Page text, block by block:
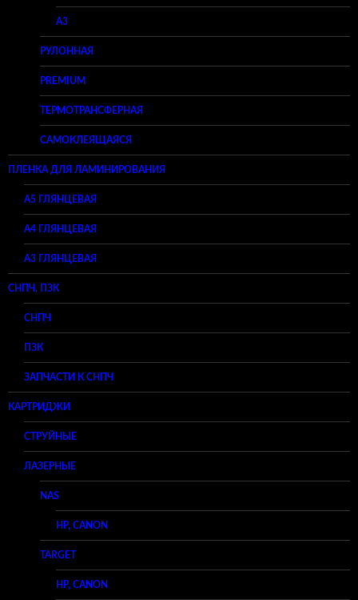
A3
РУЛОННАЯ
PREMIUM
ТЕРМОТРАНСФЕРНАЯ
САМОКЛЕЯЩАЯСЯ
ПЛЕНКА ДЛЯ ЛАМИНИРОВАНИЯ
A5 ГЛЯНЦЕВАЯ
А4 ГЛЯНЦЕВАЯ
A3 ГЛЯНЦЕВАЯ
СНПЧ, ПЗК
СНПЧ
ПЗК
ЗАПЧАСТИ К СНПЧ
КАРТРИДЖИ
СТРУЙНЫЕ
ЛАЗЕРНЫЕ
NAS
HP, CANON
TARGET
HP, CANON